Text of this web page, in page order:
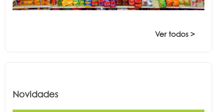
Ver todos >
Novidades